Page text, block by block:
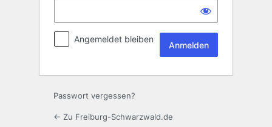
Angemeldet bleiben
Passwort vergessen?
← Zu Freiburg-Schwarzwald.de